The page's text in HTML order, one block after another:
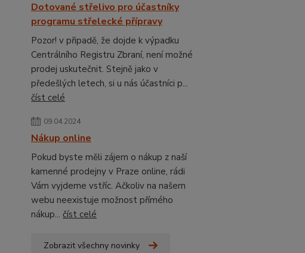
Dotované střelivo pro účastníky
programu střelecké přípravy
Pozor! v připadě, že dojde k výpadku
Centrálního Registru Zbraní, není možné
prodej uskutečnit. Stejně jako v
předešlých letech, si u nás účastníci p...
číst celé
09.04.2024
Nákup online
Pokud byste měli zájem o nákup z naší
kamenné prodejny v Praze online, rádi
Vám vyjdeme vstříc. Ačkoliv na našem
webu neexistuje možnost přímého
nákup... číst celé
Zobrazit všechny novinky